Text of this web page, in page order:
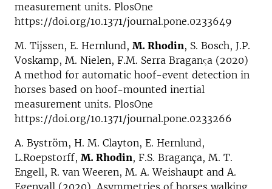
measurement units. PlosOne
https://doi.org/10.1371/journal.pone.0233649
M. Tijssen, E. Hernlund, M. Rhodin, S. Bosch, J.P.
Voskamp, M. Nielen, F.M. Serra Braganςa (2020)
A method for automatic hoof-event detection in
horses based on hoof-mounted inertial
measurement units. PlosOne
https://doi.org/10.1371/journal.pone.0233266
A. Byström, H. M. Clayton, E. Hernlund,
L.Roepstorff, M. Rhodin, F.S. Bragança, M. T.
Engell, R. van Weeren, M. A. Weishaupt and A.
Egenvall (2020). Asymmetries of horses walking